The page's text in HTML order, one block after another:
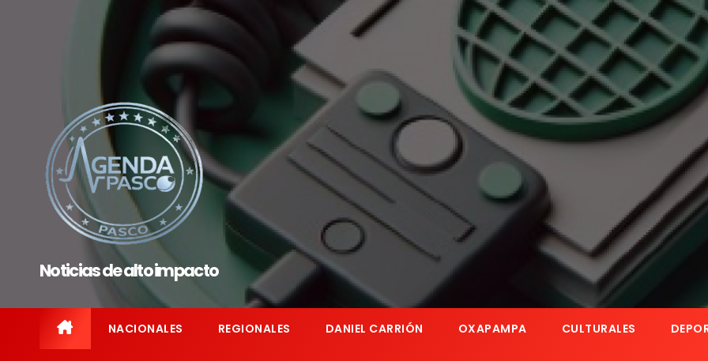
Noticias de alto impacto
NACIONALES REGIONALES DANIEL CARRIÓN OXAPAMPA CULTURALES